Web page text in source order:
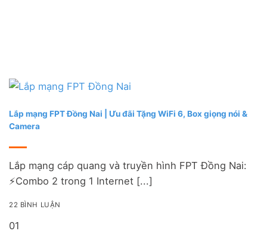
Lắp mạng FPT Đồng Nai | Ưu đãi Tặng WiFi 6, Box giọng nói &
Camera
Lắp mạng cáp quang và truyền hình FPT Đồng Nai:
⚡️Combo 2 trong 1 Internet [...]
22 BÌNH LUẬN
01